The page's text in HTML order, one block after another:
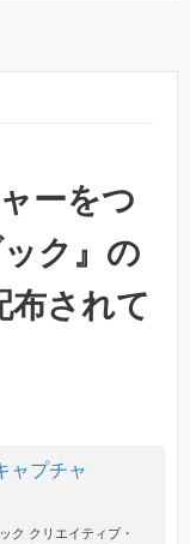
ーをつ
ク』の
布されて
ク クリエイティブ・